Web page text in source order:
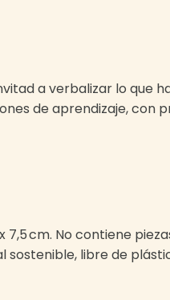
a verbalizar lo que
de aprendizaje, con
cm. No contiene
sostenible, libre de